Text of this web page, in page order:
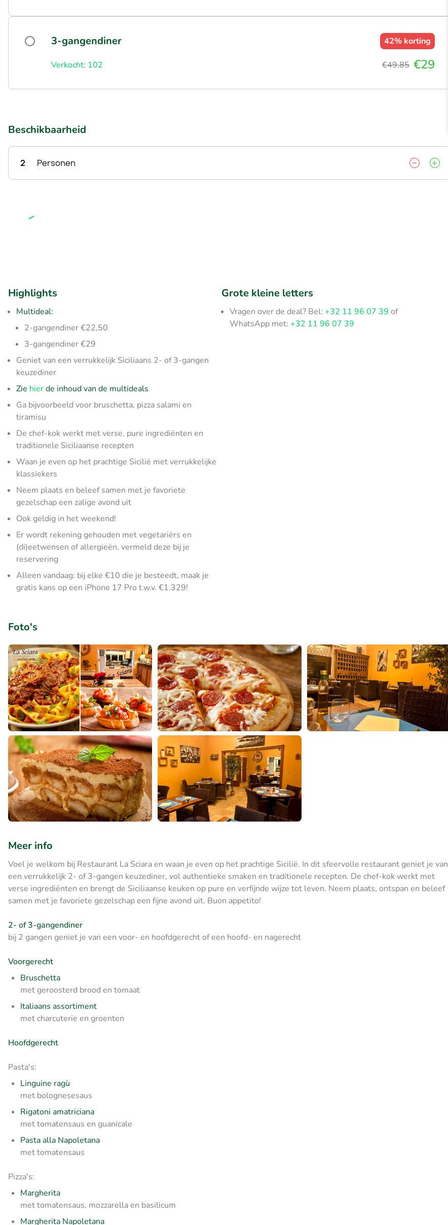
3-gangendiner 42% korting
Verkocht: 102 €49,85 €29
Beschikbaarheid
2 Personen
Highlights
Multideal:
2-gangendiner €22,50
3-gangendiner €29
Geniet van een verrukkelijk Siciliaans 2- of 3-gangen
keuzediner
Zie hierde inhoud van de multideals
Ga bijvoorbeeld voor bruschetta, pizza salami en
tiramisu
De chef-kok werkt met verse, pure ingrediënten en
traditionele Siciliaanse recepten
Waan je even op het prachtige Sicilië met verrukkelijke
klassiekers
Neem plaats en beleef samen met je favoriete
gezelschap een zalige avond uit
Ook geldig in het weekend!
Er wordt rekening gehouden met vegetariërs en
(di)eetwensen of allergieën, vermeld deze bij je
reservering
Alleen vandaag: bij elke €10 die je besteedt, maak je
gratis kans op een iPhone 17 Pro t.w.v. €1.329!
Grote kleine letters
Vragen over de deal? Bel:+32 11 96 07 39 of
WhatsApp met:+32 11 96 07 39
Foto's
Meer info
Voel je welkom bij Restaurant La Sciara en waan je even op het prachtige Sicilië. In dit sfeervolle restaurant geniet je van
een verrukkelijk 2- of 3-gangen keuzediner, vol authentieke smaken en traditionele recepten. De chef-kok werkt met
verse ingrediënten en brengt de Siciliaanse keuken op pure en verfijnde wijze tot leven. Neem plaats, ontspan en beleef
samen met je favoriete gezelschap een fijne avond uit. Buon appetito!
2- of 3-gangendiner
bij 2 gangen geniet je van een voor- en hoofdgerecht of een hoofd- en nagerecht
Voorgerecht
Bruschetta
met geroosterd brood en tomaat
Italiaans assortiment
met charcuterie en groenten
Hoofdgerecht
Pasta's:
Linguine ragù
met bolognesesaus
Rigatoni amatriciana
met tomatensaus en guanicale
Pasta alla Napoletana
met tomatensaus
Pizza's:
Margherita
met tomatensaus, mozzarella en basilicum
Margherita Napoletana